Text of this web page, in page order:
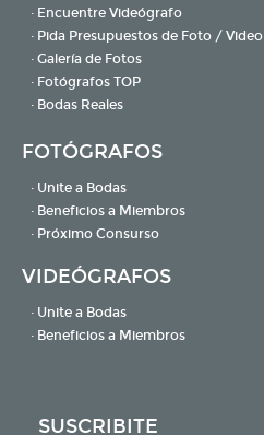
· Encuentre Videógrafo
· Pida Presupuestos de Foto / Video
· Galería de Fotos
· Fotógrafos TOP
· Bodas Reales
FOTÓGRAFOS
· Unite a Bodas
· Beneficios a Miembros
· Próximo Consurso
VIDEÓGRAFOS
· Unite a Bodas
· Beneficios a Miembros
SUSCRIBITE